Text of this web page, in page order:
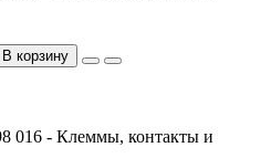
В корзину
016 - Клеммы, контакты и